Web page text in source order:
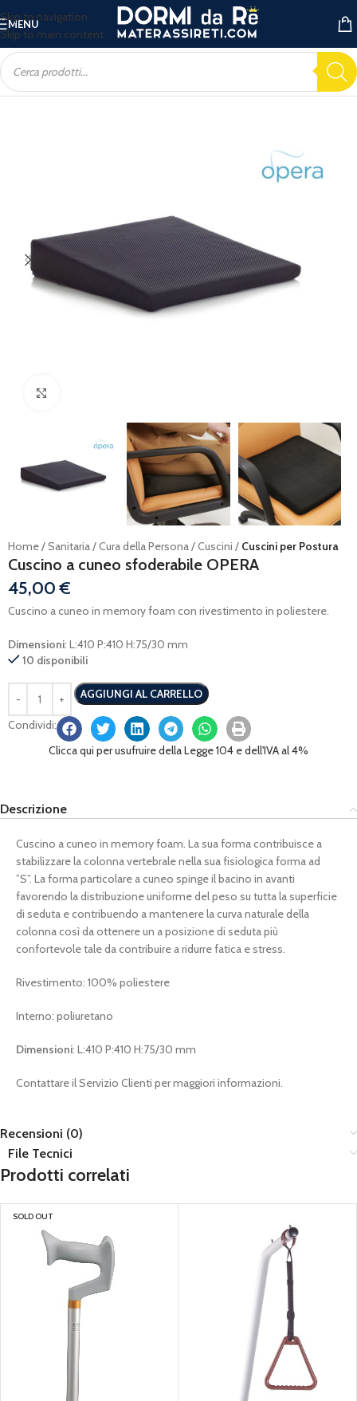
Skip to navigation
Skip to main content
MENU
Home Sanitaria Cura della Persona Cuscini Cuscini per Postura
Cuscino a cuneo sfoderabile OPERA
45,00€
Cuscino a cuneo in memory foam con rivestimento in poliestere.
Dimensioni: L:410 P:410 H:75/30 mm
10 disponibili
AGGIUNGI AL CARRELLO
Condividi:
Clicca qui per usufruire della Legge 104 e dell'IVA al 4%
Descrizione
Cuscino a cuneo in memory foam. La sua forma contribuisce a
stabilizzare la colonna vertebrale nella sua fisiologica forma ad
”S”. La forma particolare a cuneo spinge il bacino in avanti
favorendo la distribuzione uniforme del peso su tutta la superficie
di seduta e contribuendo a mantenere la curva naturale della
colonna così da ottenere un a posizione di seduta più
confortevole tale da contribuire a ridurre fatica e stress.
Rivestimento: 100% poliestere
Interno: poliuretano
Dimensioni: L:410 P:410 H:75/30 mm
Contattare il Servizio Clienti per maggiori informazioni.
Recensioni (0)
File Tecnici
Prodotti correlati
SOLD OUT